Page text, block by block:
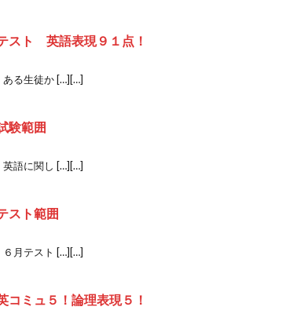
スト 英語表現９１点！
ある生徒か […][…]
験範囲
英語に関し […][…]
スト範囲
６月テスト […][…]
ミュ５！論理表現５！